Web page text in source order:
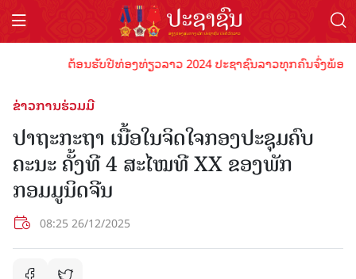
ຕ້ອນຮັບປີທ່ອງທ່ຽວລາວ 2024 ປະຊາຊົນລາວທຸກຄົນຈົ່ງພ້ອມເ
ຂ່າວການຮ່ວມມື
ປາຖະກະຖາ ເນື້ອໃນຈິດໃຈກອງປະຊຸມຄົບ
ຄະນະ ຄັ້ງທີ 4 ສະໄໝທີ XX ຂອງພັກ
ກອມມູນິດຈີນ
08:25 26/12/2025